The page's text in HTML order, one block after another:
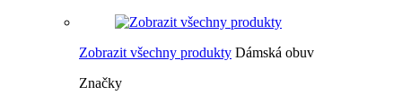
Zobrazit všechny produkty Dámská obuv
Značky